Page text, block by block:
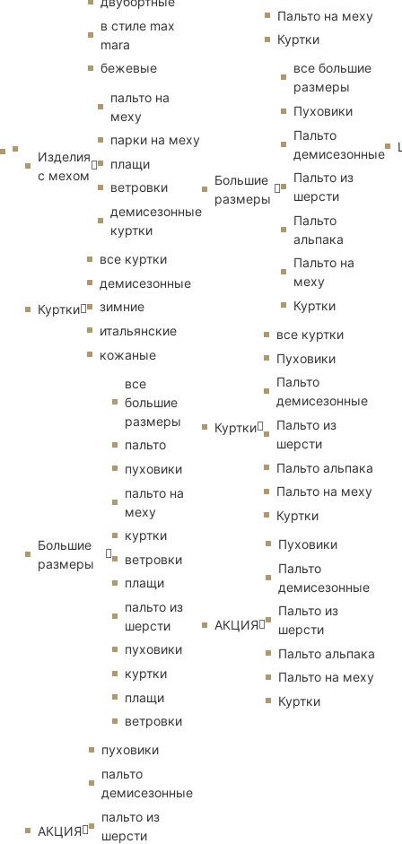
в стиле max
mara
бежевые
Изделия
с мехом
пальто на
меху
парки на меху
плащи
ветровки
демисезонные
куртки
Куртки
все куртки
демисезонные
зимние
итальянские
кожаные
Большие
размеры
все
большие
размеры
пальто
пуховики
пальто на
меху
куртки
ветровки
плащи
пальто из
шерсти
пуховики
куртки
плащи
ветровки
АКЦИЯ
пуховики
пальто
демисезонные
пальто из
шерсти
Пальто на меху
Куртки
Большие
размеры
все большие
размеры
Пуховики
Пальто
демисезонные
Пальто из
шерсти
Пальто
альпака
Пальто на
меху
Куртки
Куртки
все куртки
Пуховики
Пальто
демисезонные
Пальто из
шерсти
Пальто альпака
Пальто на меху
Куртки
АКЦИЯ
Пуховики
Пальто
демисезонные
Пальто из
шерсти
Пальто альпака
Пальто на меху
Куртки